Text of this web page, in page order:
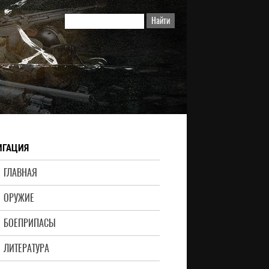
ГЛАВНАЯ
ОРУЖИЕ
БОЕПРИПАСЫ
ЛИТЕРАТУРА